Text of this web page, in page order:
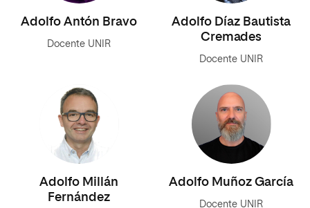
Adolfo Antón Bravo
Docente UNIR
Adolfo Díaz Bautista
Cremades
Docente UNIR
Adolfo Millán
Fernández
Adolfo Muñoz García
Docente UNIR